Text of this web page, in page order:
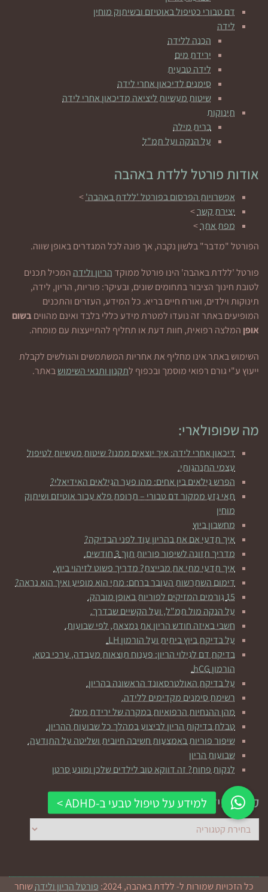
דם טבורי כטיפול באוטיזם ובשיתוק מוחין
לידה
הכנה ללידה
ירידת מים
לידה טבעית
סימנים לדיכאון אחרי לידה
שיטות מעשיות ליציאה מדיכאון אחרי לידה
תינוקות
ברית מילה
על הנקה ועל תמ"ל
אודות פורטל ללדת באהבה
אפשרויות הפרסום בפורטל 'ללדת באהבה'>
יצירת קשר>
מפת אתר>
הפורטל "מדבר" בלשון נקבה, אך פונה לכל המגדרים באופן שווה.
פורטל 'ללדת באהבה' הינו פורטל ממוקד הריון ולידההמכיל תכנים
לטובת חינוך הציבור בתחומים שונים, ובעיקר: פוריות, הריון, לידה,
תינוקות וילדים, ואורח חיים בריא. כל המידע, העזרים והתכנים
המופיעים באתר זה נועדו למטרת מידע כללי בלבד ואינם מהוויםבשום
אופן המלצה רפואית, חוות דעת או תחליף להתייעצות עם מומחה.
השימוש באתר אינו מחליף את אחריות המשתמשים והגולשים לקבלת
ייעוץ ע"י גורם רפואי מוסמך ובכפוף לתקנון ותנאי השימושבאתר.
מה שפופולארי:
דיכאון אחרי לידה: איך יוצאים ממנו? שיטות מעשיות לטיפול
עצמי התנהגותי.
הפרש גילאים בין אחים: מהו פער הגילאים האידיאלי?
תאי גזע ממקור דם טבורי – תרופת פלא עבור אוטיזם ושיתוק
מוחין
מחשבון ביוץ
איך תדעי אם את בהריון עוד לפני הבדיקה?
מדריך תזונה לשיפור פוריות תוך 3 חודשים.
איך תדעי מתי את מבייצת? מדריך פשוט לזיהוי ביוץ.
דימום השתרשות העובר ברחם: מתי הוא מופיע ואיך הוא נראה?
15 גורמים המזיקים לפוריות באופן מובהק.
על הנקה מול תמ"ל, ועל הקשיים שבדרך.
חשבי באיזה חודש הריון את נמצאת, לפי שבועות.
על בדיקת ביוץ ביתית ועל הורמון LH.
בדיקת דם לגילוי הריון: פענוח תוצאות מעבדה, ערכי בטא,
הורמון hCG.
על בדיקת האולטרסאונד הראשונה בהריון.
רשימת סימנים מקדימים ללידה.
מהן ההנחיות הרפואיות במקרה של ירידת מים?
טבלת בדיקות הריון לביצוע במהלך כל שבועות ההריון.
שיפור פוריות באמצעות חשיבה חיובית ושליטה על התודעה.
שבועות הריון
לנקות פחות? זה דווקא טוב לילדים שלכן ומונע סרטן
קראי מידע בתחום:
קראי
מידע
כל הזכויות שמורות ל- ללדת באהבה, 2024: פורטל הריון ולידהשוחר